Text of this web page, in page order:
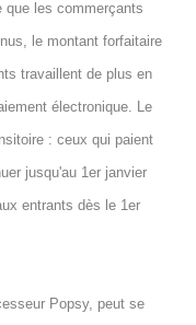
que les commerçants
le montant forfaitaire
travaillent de plus en
électronique. Le
: ceux qui paient
jusqu'au 1er janvier
entrants dès le 1er
Popsy, peut se